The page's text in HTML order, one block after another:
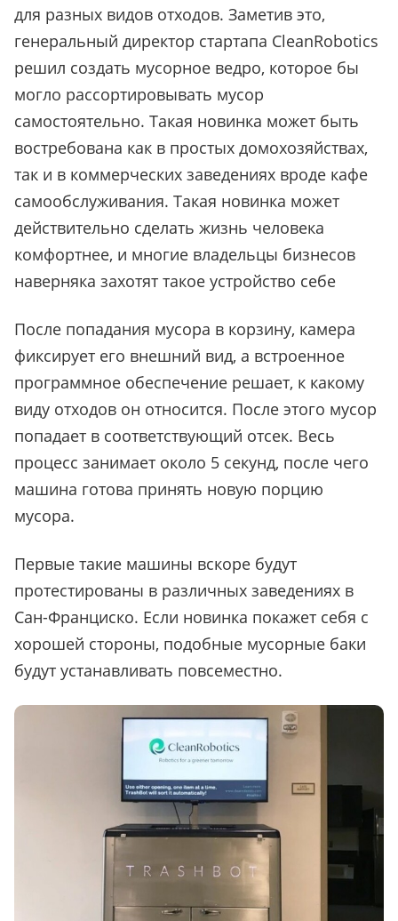
для разных видов отходов. Заметив это,
генеральный директор стартапа CleanRobotics
решил создать мусорное ведро, которое бы
могло рассортировывать мусор
самостоятельно. Такая новинка может быть
востребована как в простых домохозяйствах,
так и в коммерческих заведениях вроде кафе
самообслуживания. Такая новинка может
действительно сделать жизнь человека
комфортнее, и многие владельцы бизнесов
наверняка захотят такое устройство себе
После попадания мусора в корзину, камера
фиксирует его внешний вид, а встроенное
программное обеспечение решает, к какому
виду отходов он относится. После этого мусор
попадает в соответствующий отсек. Весь
процесс занимает около 5 секунд, после чего
машина готова принять новую порцию
мусора.
Первые такие машины вскоре будут
протестированы в различных заведениях в
Сан-Франциско. Если новинка покажет себя с
хорошей стороны, подобные мусорные баки
будут устанавливать повсеместно.